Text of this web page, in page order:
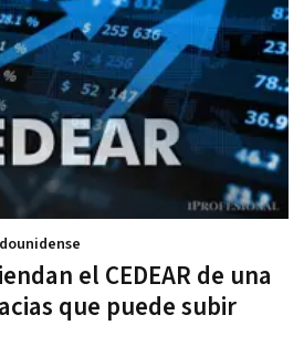
el CEDEAR de una
que puede subir